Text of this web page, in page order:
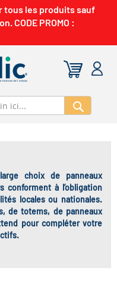
tous les produits sauf
CODE PROMO :
choix de panneaux
conforment à l’obligation
locales ou nationales.
de totems, de panneaux
pour compléter votre